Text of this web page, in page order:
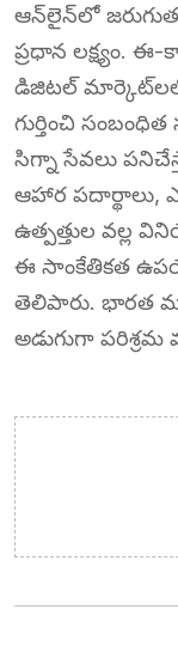
ఆన్‌లైన్‌లో
ప్రధాన లక్ష్యం.
డిజిటల్ మార్కెట్‌లలో
గుర్తించి
సిగ్నా సేవలు
ఆహార పదార్థాలు,
ఉత్పత్తుల వల్ల
ఈ సాంకేతికత
తెలిపారు. భారత
అడుగుగా